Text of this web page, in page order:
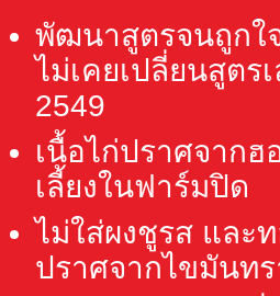
พัฒนาสูตรจนถูกใ
ไม่เคยเปลี่ยนสูตร
2549
เนื้อไก่ปราศจากฮ
เลี้ยงในฟาร์มปิด
ไม่ใส่ผงชูรส และ
ปราศจากไขมันท